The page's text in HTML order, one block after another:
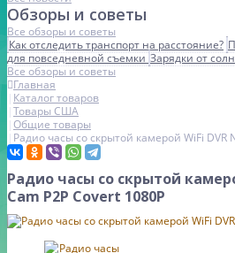
Обзоры и советы
Все обзоры и советы
Как отследить транспорт на расстояние?
для повседневной съемкиЗарядки от
Все обзоры и советы
Главная
Каталог товаров
Товары США
Общие товары
Радио часы со скрытой камерой WiFi DVR
Радио часы со скрытой
Cam P2P Covert 1080P